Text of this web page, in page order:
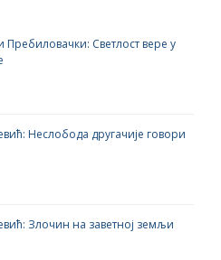
Пребиловачки: Светлост вере у
Неслобода другачије говори
Злочин на заветној земљи